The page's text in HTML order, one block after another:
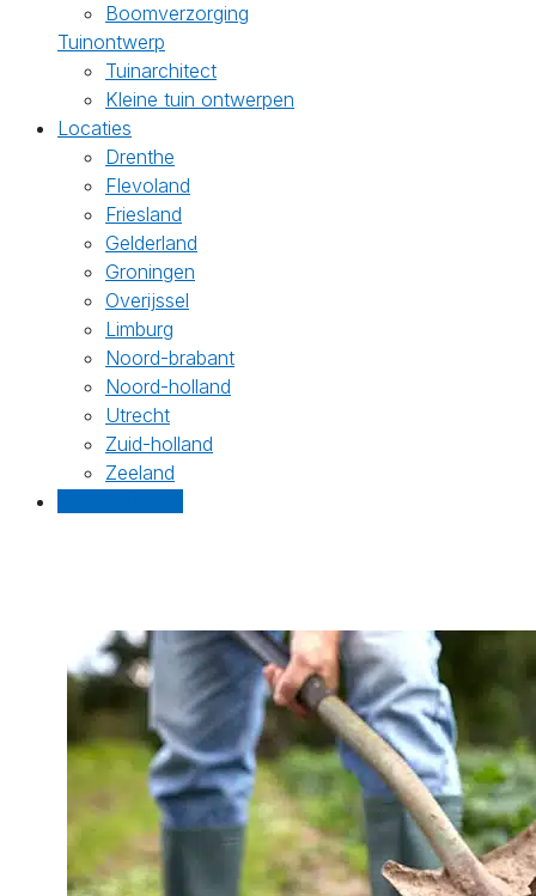
Boomverzorging
Tuinontwerp
Tuinarchitect
Kleine tuin ontwerpen
Locaties
Drenthe
Flevoland
Friesland
Gelderland
Groningen
Overijssel
Limburg
Noord-brabant
Noord-holland
Utrecht
Zuid-holland
Zeeland